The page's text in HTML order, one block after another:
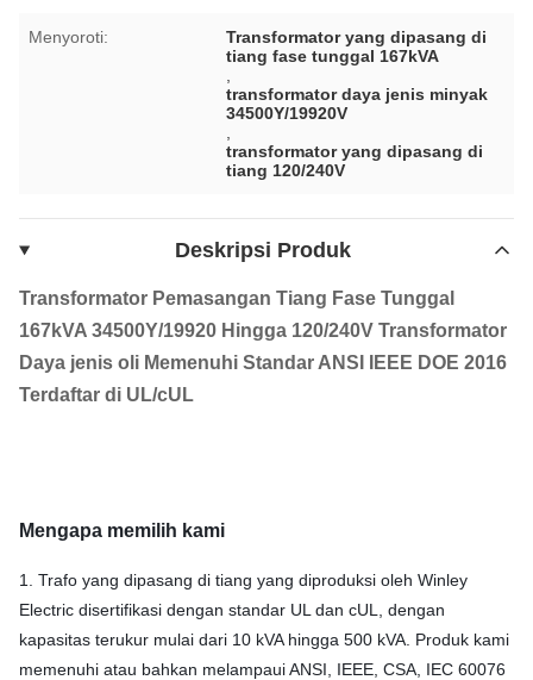
Menyoroti:
Transformator yang dipasang di
tiang fase tunggal 167kVA
transformator daya jenis minyak
34500Y/19920V
transformator yang dipasang di
tiang 120/240V
Deskripsi Produk
Transformator Pemasangan Tiang Fase Tunggal
167kVA 34500Y/19920 Hingga 120/240V Transformator
Daya jenis oli Memenuhi Standar ANSI IEEE DOE 2016
Terdaftar di UL/cUL
Mengapa memilih kami
1. Trafo yang dipasang di tiang yang diproduksi oleh Winley
Electric disertifikasi dengan standar UL dan cUL, dengan
kapasitas terukur mulai dari 10 kVA hingga 500 kVA. Produk kami
memenuhi atau bahkan melampaui ANSI, IEEE, CSA, IEC 60076